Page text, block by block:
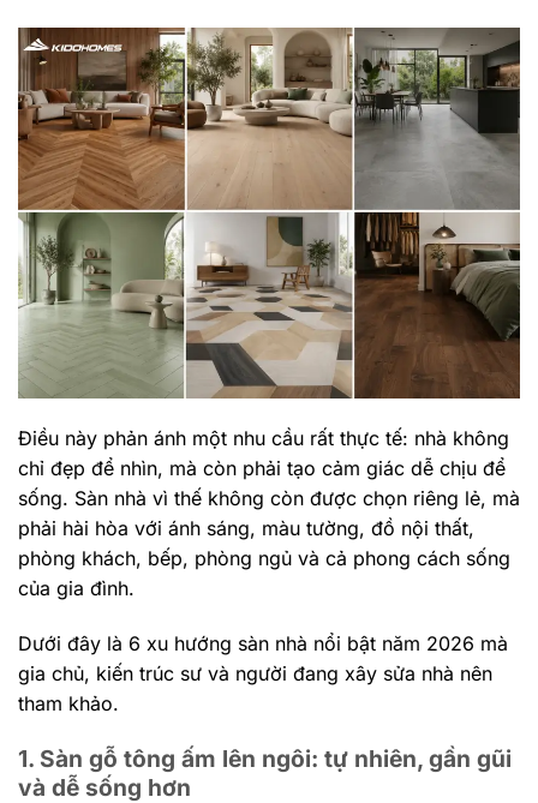
Điều này phản ánh một nhu cầu rất thực tế: nhà không
chỉ đẹp để nhìn, mà còn phải tạo cảm giác dễ chịu để
sống. Sàn nhà vì thế không còn được chọn riêng lẻ, mà
phải hài hòa với ánh sáng, màu tường, đồ nội thất,
phòng khách, bếp, phòng ngủ và cả phong cách sống
của gia đình.
Dưới đây là 6 xu hướng sàn nhà nổi bật năm 2026 mà
gia chủ, kiến trúc sư và người đang xây sửa nhà nên
tham khảo.
1. Sàn gỗ tông ấm lên ngôi: tự nhiên, gần gũi
và dễ sống hơn